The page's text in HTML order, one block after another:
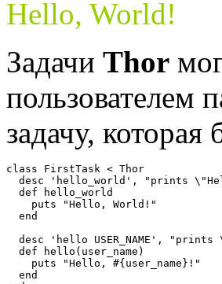
Hello, World!
Задачи Thor
пользователем
задачу,
class FirstTask < Thor
desc 'hello_world', "prints
  def hello_world
    puts "Hello, World!"
  end
desc 'hello USER_NAME', "prints
  def hello(user_name)
    puts "Hello, #{user_name}!"
  end